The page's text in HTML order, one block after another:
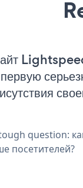
question:
посетителей?